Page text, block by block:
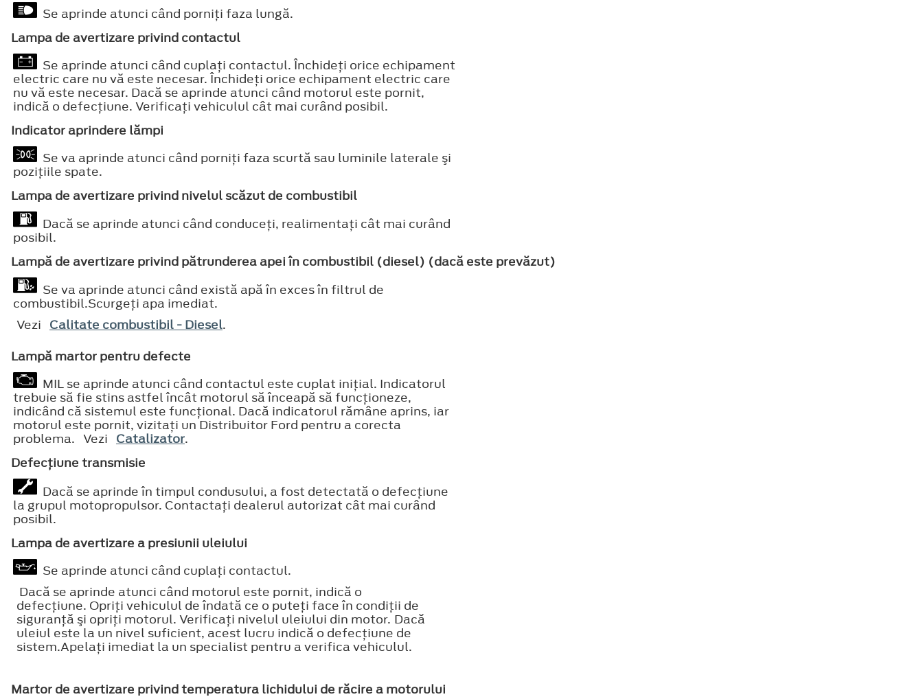
Se aprinde atunci când porniţi faza lungă.
Lampa de avertizare privind contactul
Se aprinde atunci când cuplaţi contactul. Închideţi orice echipament
electric care nu vă este necesar. Închideţi orice echipament electric care
nu vă este necesar. Dacă se aprinde atunci când motorul este pornit,
indică o defecţiune. Verificaţi vehiculul cât mai curând posibil.
Indicator aprindere lămpi
Se va aprinde atunci când porniţi faza scurtă sau luminile laterale şi
poziţiile spate.
Lampa de avertizare privind nivelul scăzut de combustibil
Dacă se aprinde atunci când conduceţi, realimentaţi cât mai curând
posibil.
Lampă de avertizare privind pătrunderea apei în combustibil (diesel) (dacă este prevăzut)
Se va aprinde atunci când există apă în exces în filtrul de
combustibil.Scurgeţi apa imediat.
Vezi Calitate combustibil - Diesel.
Lampă martor pentru defecte
MIL se aprinde atunci când contactul este cuplat iniţial. Indicatorul
trebuie să fie stins astfel încât motorul să înceapă să funcţioneze,
indicând că sistemul este funcţional. Dacă indicatorul rămâne aprins, iar
motorul este pornit, vizitaţi un Distribuitor Ford pentru a corecta
problema. Vezi Catalizator.
Defecţiune transmisie
Dacă se aprinde în timpul condusului, a fost detectată o defecţiune
la grupul motopropulsor. Contactaţi dealerul autorizat cât mai curând
posibil.
Lampa de avertizare a presiunii uleiului
Se aprinde atunci când cuplaţi contactul.
Dacă se aprinde atunci când motorul este pornit, indică o
defecţiune. Opriţi vehiculul de îndată ce o puteţi face în condiţii de
siguranţă şi opriţi motorul. Verificaţi nivelul uleiului din motor. Dacă
uleiul este la un nivel suficient, acest lucru indică o defecţiune de
sistem.Apelaţi imediat la un specialist pentru a verifica vehiculul.
Martor de avertizare privind temperatura lichidului de răcire a motorului